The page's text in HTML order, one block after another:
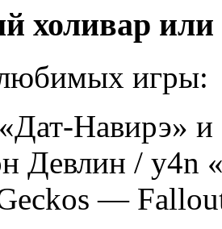
холивар
игры:
Навирэ»
Девлин / y4n
—